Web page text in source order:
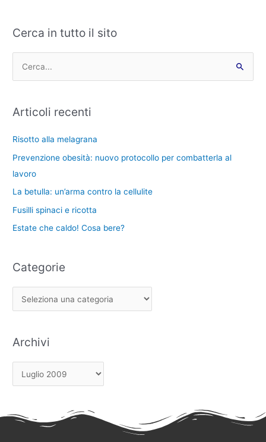
Cerca in tutto il sito
cArticoli recenti
Risotto alla melagrana
Prevenzione obesità: nuovo protocollo per combatterla al
lavoro
La betulla: un’arma contro la cellulite
Fusilli spinaci e ricotta
Estate che caldo! Cosa bere?
Categorie
C
e
o
i
e
Archivi
A
h
v